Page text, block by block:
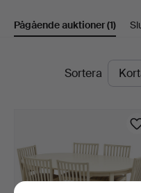
Auktioner
Pågående auktioner(1)
PågåendeSortera